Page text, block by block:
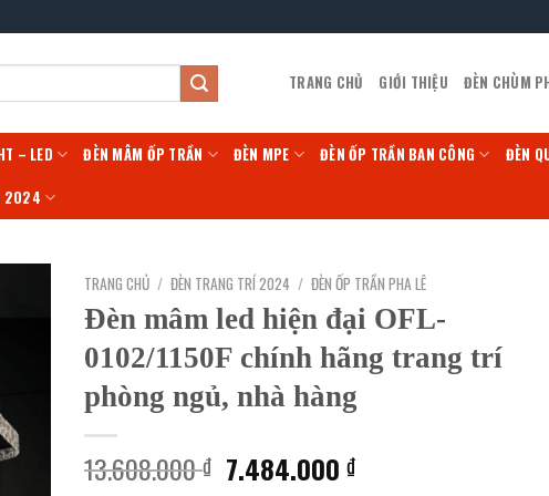
TRANG CHỦ GIỚI THIỆU ĐÈN CHÙM
– LED ĐÈN MÂM ỐP TRẦN ĐÈN MPE ĐÈN ỐP TRẦN BAN CÔNG ĐÈN
2024
TRANG CHỦ / ĐÈN TRANG TRÍ 2024 / ĐÈN ỐP TRẦN PHA LÊ
Đèn mâm led hiện đại OFL-
0102/1150F chính hãng trang trí
phòng ngủ, nhà hàng
13.608.000₫ Giá
7.484.000₫Giá